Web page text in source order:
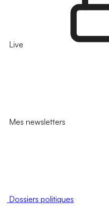
Live
Mes newsletters
Dossiers politiques